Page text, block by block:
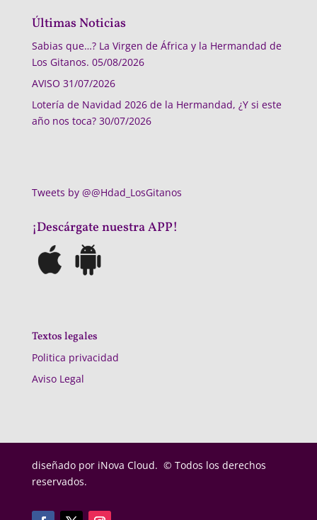
Últimas Noticias
Sabias que…? La Virgen de África y la Hermandad de
Los Gitanos. 05/08/2026
AVISO 31/07/2026
Lotería de Navidad 2026 de la Hermandad, ¿Y si este
año nos toca? 30/07/2026
Tweets by @@Hdad_LosGitanos
¡Descárgate nuestra APP!
Textos legales
Politica privacidad
Aviso Legal
diseñado por iNova Cloud. © Todos los derechos
reservados.